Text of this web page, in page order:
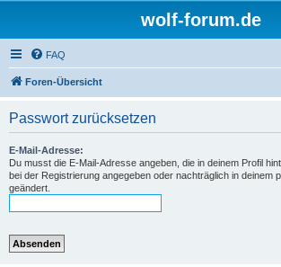
wolf-forum.de
FAQ
Foren-Übersicht
Passwort zurücksetzen
E-Mail-Adresse:
Du musst die E-Mail-Adresse angeben, die in deinem Profil
bei der Registrierung angegeben oder nachträglich in deinem
geändert.